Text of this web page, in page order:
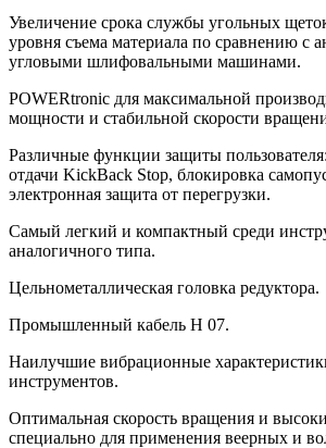
Увеличение срока службы угольных
уровня съема материала по сравнению с
угловыми шлифовальными машинами.
POWERtronic для максимальной
мощности и стабильной скорости
Различные функции защиты
отдачи KickBack Stop, блокировка
электронная защита от перегрузки.
Самый легкий и компактный среди
аналогичного типа.
Цельнометаллическая головка редуктора.
Промышленный кабель H 07.
Наилучшие вибрационные
инструментов.
Оптимальная скорость вращения и
специально для применения веерных и